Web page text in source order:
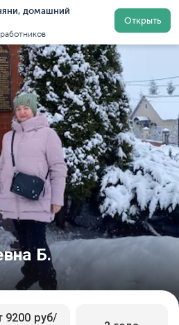
домашний
Открыть
Повара в Москве Повара у
Б.
9200 руб/